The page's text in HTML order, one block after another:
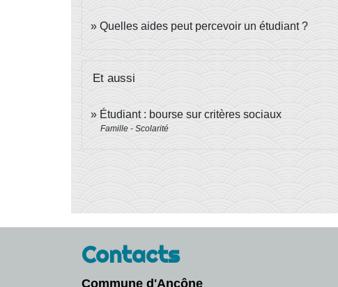
Quelles aides peut percevoir un étudiant ?
Et aussi
Étudiant : bourse sur critères sociaux
Famille - Scolarité
Contacts
Commune d'Ancône